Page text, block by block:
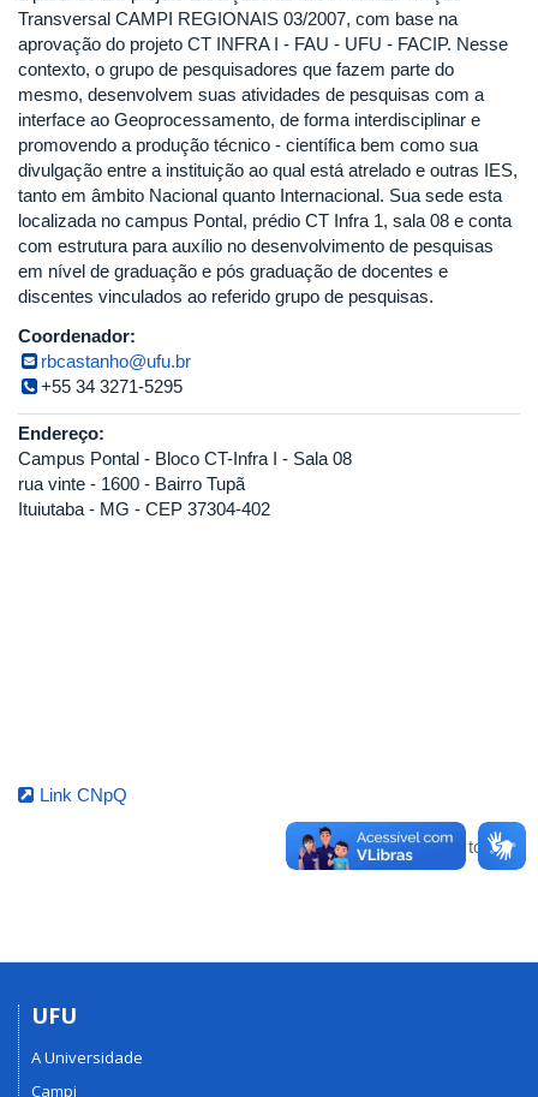
Transversal CAMPI REGIONAIS 03/2007, com base na
aprovação do projeto CT INFRA I - FAU - UFU - FACIP. Nesse
contexto, o grupo de pesquisadores que fazem parte do
mesmo, desenvolvem suas atividades de pesquisas com a
interface ao Geoprocessamento, de forma interdisciplinar e
promovendo a produção técnico - científica bem como sua
divulgação entre a instituição ao qual está atrelado e outras IES,
tanto em âmbito Nacional quanto Internacional. Sua sede esta
localizada no campus Pontal, prédio CT Infra 1, sala 08 e conta
com estrutura para auxílio no desenvolvimento de pesquisas
em nível de graduação e pós graduação de docentes e
discentes vinculados ao referido grupo de pesquisas.
Coordenador:
rbcastanho@ufu.br
+55 34 3271-5295
Endereço:
Campus Pontal - Bloco CT-Infra I - Sala 08
rua vinte - 1600 - Bairro Tupã
Ituiutaba - MG - CEP 37304-402
Link CNpQ
Voltar para o topo
UFU
A Universidade
Campi